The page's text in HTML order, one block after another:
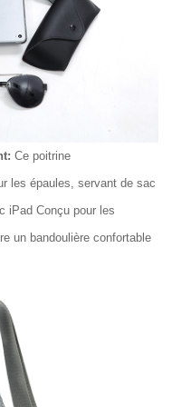
Ce poitrine
les épaules, servant de sac
iPad Conçu pour les
un bandoulière confortable